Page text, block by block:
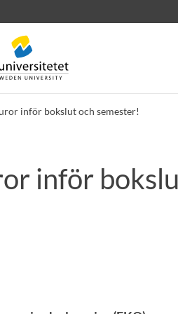
inför bokslut och semester!
inför